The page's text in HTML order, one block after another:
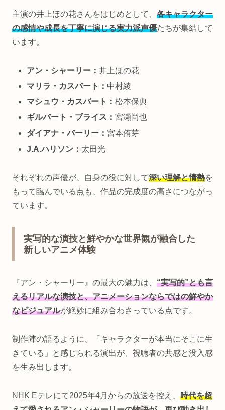
主演の井上ほの花さんをはじめとして、 各キャラクター
の感情や成長を丁寧に演じる実力派声優たちが集結して
います。
アン・シャーリー：井上ほの花
マリラ・カスバート： 中村綾
マシュウ・カスバート：松本保典
ギルバート・ブライス：宮瀬尚也
ダイアナ・バーリー：宮本侑芽
J.A.ハリソン： 太田光
それぞれの声優が、自身の役に対して深い理解と情熱を
もって臨んでいる点も、作品の完成度の高さにつながっ
ています。
実写的な演技と鮮やかな世界観が融合した
新しいアニメ体験
『アン・シャーリー』の最大の魅力は、 “実写的”とも言
えるリアルな演技と、アニメーションならではの鮮やか
なビジュアルが絶妙に組み合わさっている点です。
制作陣の語るように、「キャラクターが本当にそこに生
きている」と感じられる演出が、視聴者の共感と没入感
を生み出します。
NHK Eテレにて2025年4月からの放送を控え、 時代を超